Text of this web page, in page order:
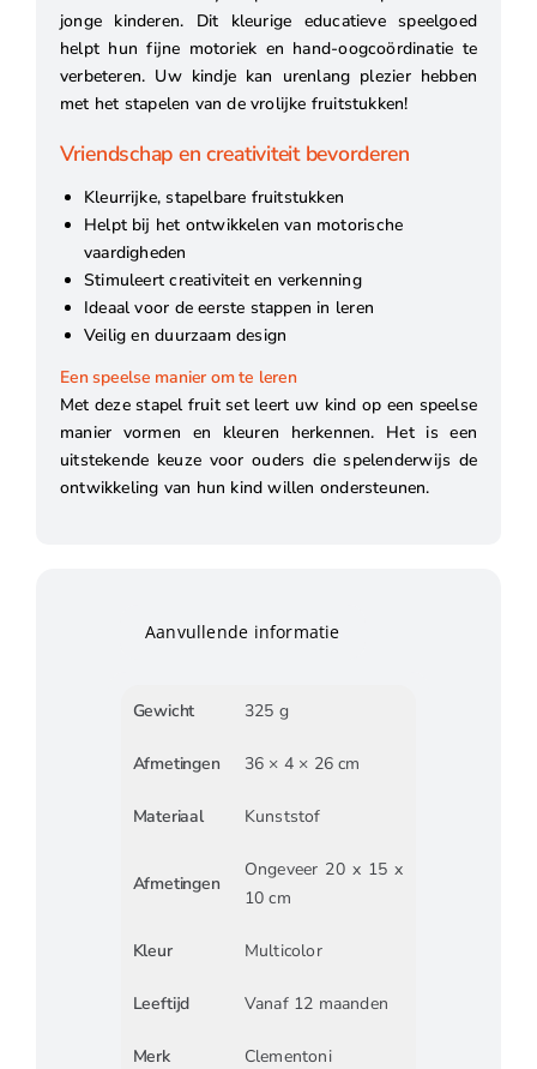
jonge kinderen. Dit kleurige educatieve speelgoed
helpt hun fijne motoriek en hand-oogcoördinatie te
verbeteren. Uw kindje kan urenlang plezier hebben
met het stapelen van de vrolijke fruitstukken!
Vriendschap en creativiteit bevorderen
Kleurrijke, stapelbare fruitstukken
Helpt bij het ontwikkelen van motorische
vaardigheden
Stimuleert creativiteit en verkenning
Ideaal voor de eerste stappen in leren
Veilig en duurzaam design
Een speelse manier om te leren
Met deze stapel fruit set leert uw kind op een speelse
manier vormen en kleuren herkennen. Het is een
uitstekende keuze voor ouders die spelenderwijs de
ontwikkeling van hun kind willen ondersteunen.
Aanvullende informatie
Gewicht 325 g
Afmetingen 36 × 4 × 26 cm
Materiaal Kunststof
Afmetingen
Ongeveer 20 x 15 x
10 cm
Kleur Multicolor
Leeftijd Vanaf 12 maanden
Merk Clementoni